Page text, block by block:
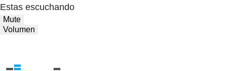
Estas escuchando
Mute
Volumen